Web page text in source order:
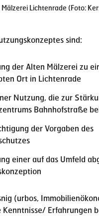
Lichtenrade (Foto:
sind:
der Alten Mälzerei zu
Ort in Lichtenrade
Nutzung, die zur
Bahnhofstraße
der Vorgaben des
einer auf das Umfeld
(urbos,
Kenntnisse/ Erfahrungen